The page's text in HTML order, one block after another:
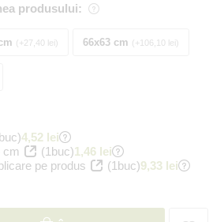
produsului:
+27,40 lei 66x63 cm +106,10 lei
4,52 lei
cm
(1buc)1,46 lei
pe produs
(1buc)9,33 lei